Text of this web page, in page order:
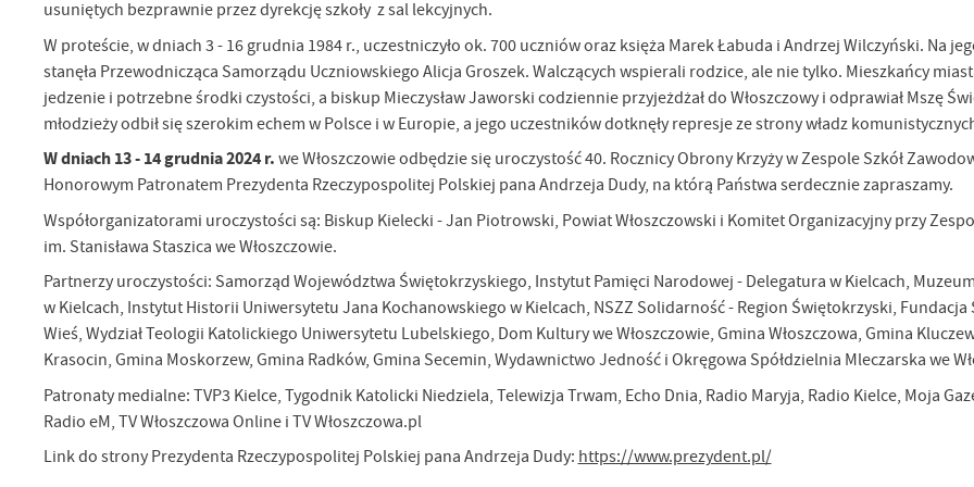
usuniętych bezprawnie przez dyrekcję szkoły z sal lekcyjnych.
W proteście, w dniach 3 - 16 grudnia 1984 r., uczestniczyło ok. 700 uczniów oraz księża Marek Łabuda i Andrzej Wilczyński. Na
stanęła Przewodnicząca Samorządu Uczniowskiego Alicja Groszek. Walczących wspierali rodzice, ale nie tylko. Mieszkańcy
jedzenie i potrzebne środki czystości, a biskup Mieczysław Jaworski codziennie przyjeżdżał do Włoszczowy i odprawiał Mszę
młodzieży odbił się szerokim echem w Polsce i w Europie, a jego uczestników dotknęły represje ze strony władz
W dniach 13 - 14 grudnia 2024 r. we Włoszczowie odbędzie się uroczystość 40. Rocznicy Obrony Krzyży w Zespole Szkół
Honorowym Patronatem Prezydenta Rzeczypospolitej Polskiej pana Andrzeja Dudy, na którą Państwa serdecznie zapraszamy.
Współorganizatorami uroczystości są: Biskup Kielecki - Jan Piotrowski, Powiat Włoszczowski i Komitet Organizacyjny przy
im. Stanisława Staszica we Włoszczowie.
Partnerzy uroczystości: Samorząd Województwa Świętokrzyskiego, Instytut Pamięci Narodowej - Delegatura w Kielcach,
w Kielcach, Instytut Historii Uniwersytetu Jana Kochanowskiego w Kielcach, NSZZ Solidarność - Region Świętokrzyski, Fundacja
Wieś, Wydział Teologii Katolickiego Uniwersytetu Lubelskiego, Dom Kultury we Włoszczowie, Gmina Włoszczowa, Gmina
Krasocin, Gmina Moskorzew, Gmina Radków, Gmina Secemin, Wydawnictwo Jedność i Okręgowa Spółdzielnia Mleczarska we
Patronaty medialne: TVP3 Kielce, Tygodnik Katolicki Niedziela, Telewizja Trwam, Echo Dnia, Radio Maryja, Radio Kielce, Moja
Radio eM, TV Włoszczowa Online i TV Włoszczowa.pl
Link do strony Prezydenta Rzeczypospolitej Polskiej pana Andrzeja Dudy: https://www.prezydent.pl/